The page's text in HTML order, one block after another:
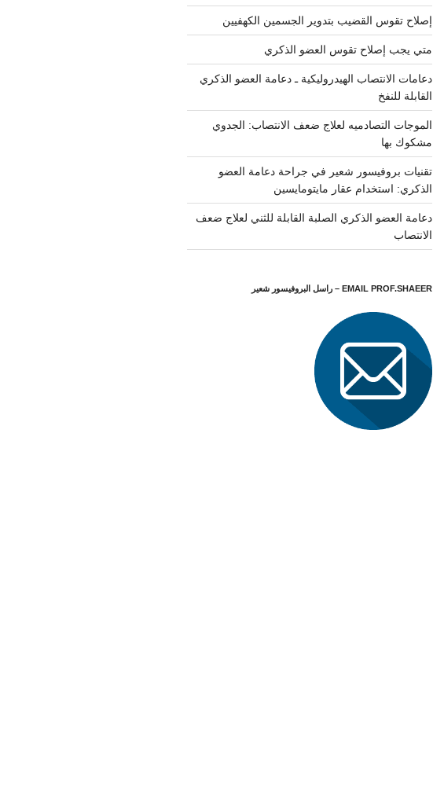
إصلاح تقوس القضيب بتدوير الجسمين الكهفيين
متي يجب إصلاح تقوس العضو الذكري
دعامات الانتصاب الهيدروليكية ـ دعامة العضو الذكري
القابلة للنفخ
الموجات التصادميه لعلاج ضعف الانتصاب: الجدوي
مشكوك بها
تقنيات بروفيسور شعير في جراحة دعامة العضو
الذكري: استخدام عقار مايتومايسين
دعامة العضو الذكري الصلبة القابلة للثني لعلاج ضعف
الانتصاب
EMAIL PROF.SHAEER – راسل البروفيسور شعير